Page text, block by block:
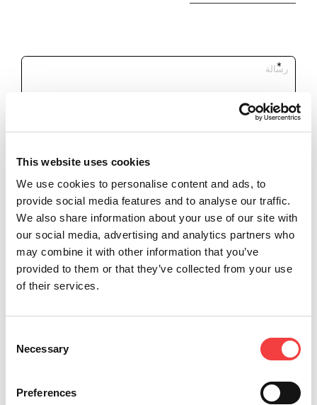
This website uses cookies
We use cookies to personalise content and ads, to
provide social media features and to analyse our traffic.
We also share information about your use of our site with
our social media, advertising and analytics partners who
may combine it with other information that you’ve
provided to them or that they’ve collected from your use
of their services.
Selection
Necessary
Preferences
*الخانات الإجبارية
اصرح بأنني قد قرأتللأحكام و
الشروط
يهمني استلام معلومات واخبار عن